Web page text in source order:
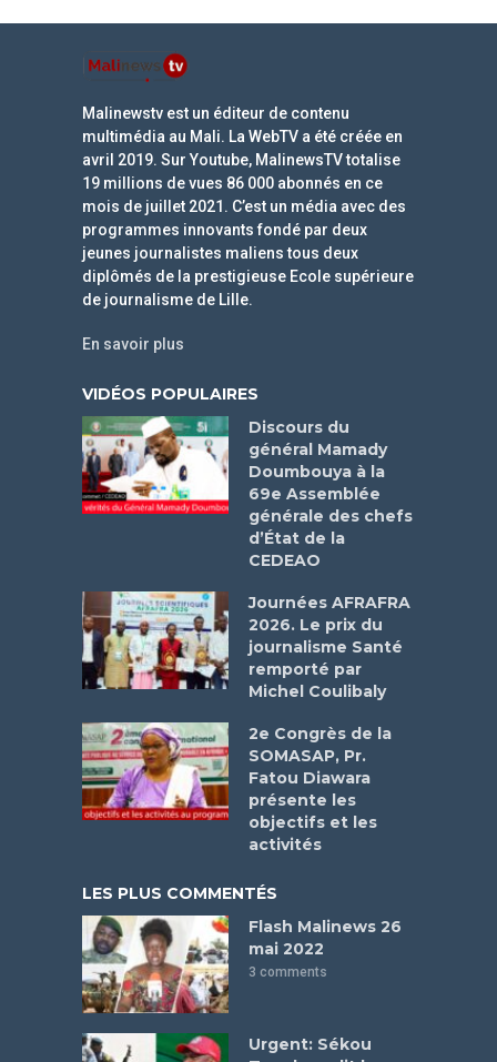
Malinewstv est un éditeur de contenu
multimédia au Mali. La WebTV a été créée en
avril 2019. Sur Youtube, MalinewsTV totalise
19 millions de vues 86 000 abonnés en ce
mois de juillet 2021. C’est un média avec des
programmes innovants fondé par deux
jeunes journalistes maliens tous deux
diplômés de la prestigieuse Ecole supérieure
de journalisme de Lille.
En savoir plus
VIDÉOS POPULAIRES
Discours du
général Mamady
Doumbouya à la
69e Assemblée
générale des chefs
d’État de la
CEDEAO
Journées AFRAFRA
2026. Le prix du
journalisme Santé
remporté par
Michel Coulibaly
2e Congrès de la
SOMASAP, Pr.
Fatou Diawara
présente les
objectifs et les
activités
LES PLUS COMMENTÉS
Flash Malinews 26
mai 2022
3 comments
Urgent: Sékou